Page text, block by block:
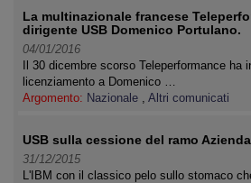
La multinazionale francese
dirigente USB Domenico Portulano.
04/01/2016
Il 30 dicembre scorso Teleperformance ha
licenziamento a Domenico …
Argomento: Nazionale , Altri comunicati
USB sulla cessione del ramo
31/12/2015
L'IBM con il classico pelo sullo stomaco